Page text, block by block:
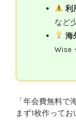
利
など
海
Wise
「年会費無料で
まず1枚作ってお